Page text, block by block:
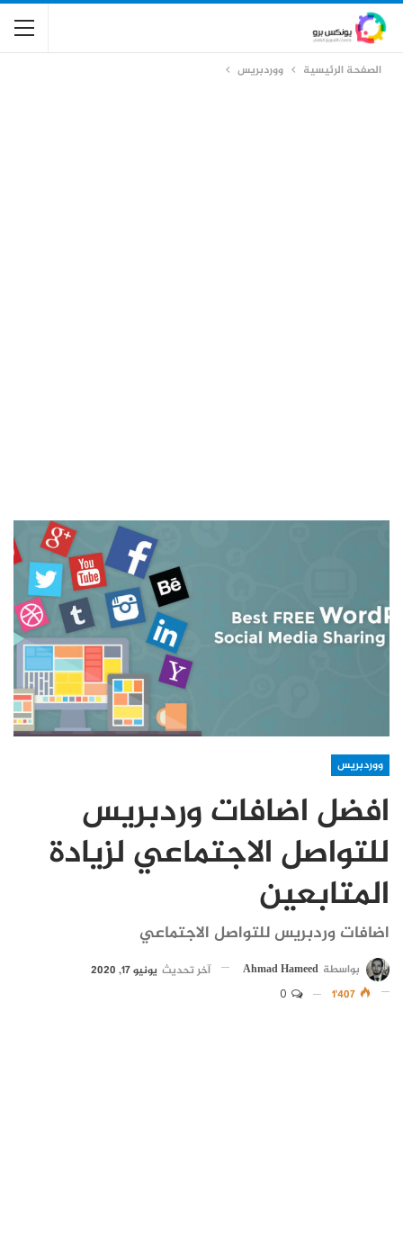
الصفحة الرئيسية ووردبريس
ووردبريس
افضل اضافات وردبريس
للتواصل الاجتماعي لزيادة
المتابعين
اضافات وردبريس للتواصل الاجتماعي
بواسطة Ahmad Hameed آخر تحديث يونيو 17, 2020